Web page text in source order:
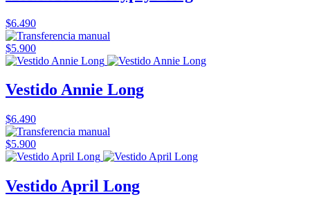
$6.490
$5.900
Vestido Annie Long
$6.490
$5.900
Vestido April Long